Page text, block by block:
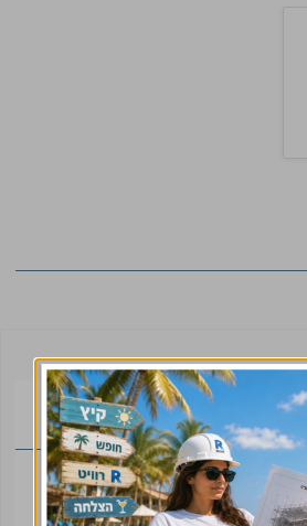
של המחבר
פרק 44: מי באמת מנהל את
וחנן קולה על תכנון, סיכונים